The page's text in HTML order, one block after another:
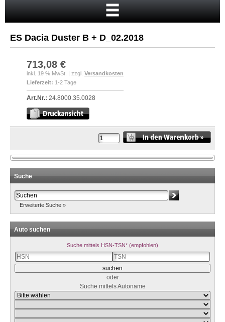
Neukunde?
Kasse
Anmelden
ES Dacia Duster B + D_02.2018
713,08 €
inkl. 19 % MwSt. | zzgl. Versandkosten
Lieferzeit: 1-2 Tage
Art.Nr.: 24.8000.35.0028
Suche
Erweiterte Suche »
Auto suchen
Suche mittels HSN-TSN* (empfohlen)
oder
Suche mittels Autoname